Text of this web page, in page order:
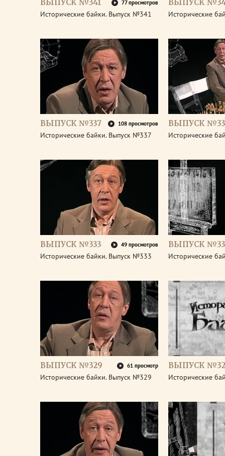
ВЫПУСК №341 77 просмотров
Исторические байки. Выпуск №341
ВЫПУСК
Исторические
ВЫПУСК №337 108 просмотров
Исторические байки. Выпуск №337
ВЫПУСК
Исторические
ВЫПУСК №333 49 просмотров
Исторические байки. Выпуск №333
ВЫПУСК
Исторические
ВЫПУСК №329 61 просмотр
Исторические байки. Выпуск №329
ВЫПУСК
Исторические